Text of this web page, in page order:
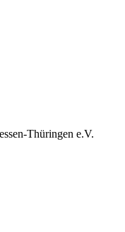
Thüringen e.V.